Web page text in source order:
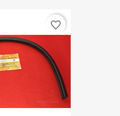
favorite_border